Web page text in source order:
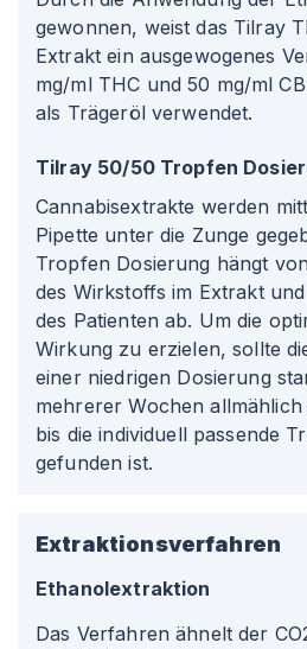
gewonnen, weist das Tilray
Extrakt ein ausgewogenes
mg/ml THC und 50 mg/ml
als Trägeröl verwendet.
Tilray 50/50 Tropfen
Cannabisextrakte werden
Pipette unter die Zunge
Tropfen Dosierung hängt
des Wirkstoffs im Extrakt
des Patienten ab. Um die
Wirkung zu erzielen, sollte
einer niedrigen Dosierung
mehrerer Wochen
bis die individuell passende
gefunden ist.
Extraktionsverfahren
Ethanolextraktion
Das Verfahren ähnelt der